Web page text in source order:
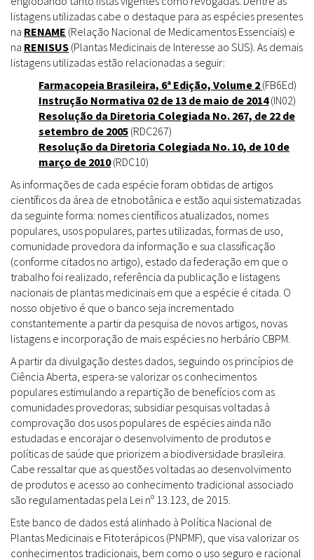
listagens utilizadas cabe o destaque para as espécies presentes
na RENAME (Relação Nacional de Medicamentos Essenciais) e
na RENISUS (Plantas Medicinais de Interesse ao SUS). As demais
listagens utilizadas estão relacionadas a seguir:
Farmacopeia Brasileira, 6ª Edição, Volume 2 (FB6Ed)
Instrução Normativa 02 de 13 de maio de 2014(IN02)
Resolução da Diretoria Colegiada No. 267, de 22 de
setembro de 2005 (RDC267)
Resolução da Diretoria Colegiada No. 10, de 10 de
março de 2010(RDC10)
As informações de cada espécie foram obtidas de artigos
científicos da área de etnobotânica e estão aqui sistematizadas
da seguinte forma: nomes científicos atualizados, nomes
populares, usos populares, partes utilizadas, formas de uso,
comunidade provedora da informação e sua classificação
(conforme citados no artigo), estado da federação em que o
trabalho foi realizado, referência da publicação e listagens
nacionais de plantas medicinais em que a espécie é citada. O
nosso objetivo é que o banco seja incrementado
constantemente a partir da pesquisa de novos artigos, novas
listagens e incorporação de mais espécies no herbário CBPM.
A partir da divulgação destes dados, seguindo os princípios de
Ciência Aberta, espera-se valorizar os conhecimentos
populares estimulando a repartição de benefícios com as
comunidades provedoras; subsidiar pesquisas voltadas à
comprovação dos usos populares de espécies ainda não
estudadas e encorajar o desenvolvimento de produtos e
políticas de saúde que priorizem a biodiversidade brasileira.
Cabe ressaltar que as questões voltadas ao desenvolvimento
de produtos e acesso ao conhecimento tradicional associado
são regulamentadas pela Lei nº 13.123, de 2015.
Este banco de dados está alinhado à Política Nacional de
Plantas Medicinais e Fitoterápicos (PNPMF), que visa valorizar os
conhecimentos tradicionais, bem como o uso seguro e racional